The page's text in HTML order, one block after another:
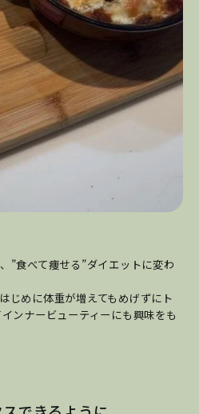
”食べて痩せる”ダイエットに変わ
じめに体重が増えてもめげずにト
ンナービューティーにも興味をも